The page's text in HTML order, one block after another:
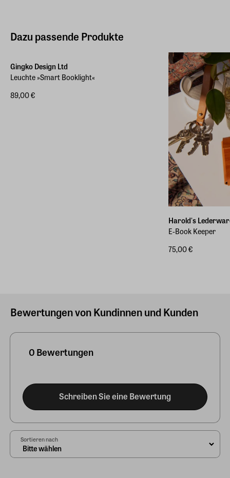
Dazu passende Produkte
Gingko Design Ltd
Leuchte »Smart Booklight«
89,00 €
Harold's
E-Book Keeper
75,00 €
Bewertungen von Kundinnen und Kunden
0 Bewertungen
Schreiben Sie eine Bewertung
Sortieren nach